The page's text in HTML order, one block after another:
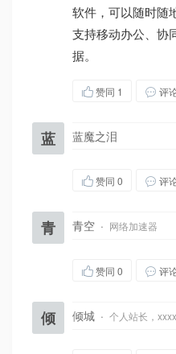
软件，可以随时随
支持移动办公、协
据。
赞同 1 评
蓝 蓝魔之泪
赞同 0 评
青 青空 · 网络加速器
赞同 0 评
倾 倾城 · 个人站长，